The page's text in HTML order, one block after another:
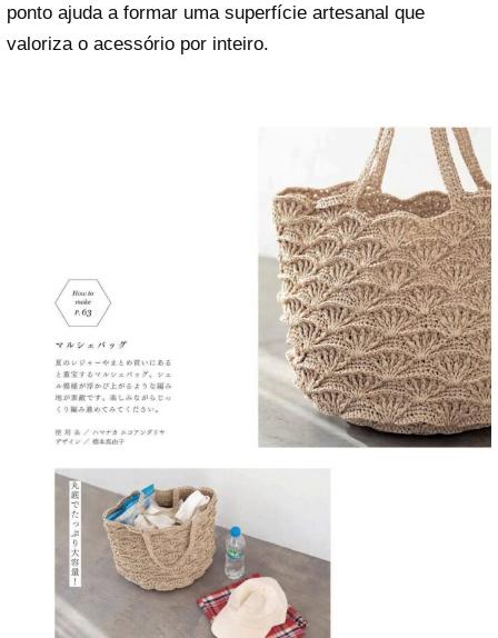
ponto ajuda a formar uma superfície artesanal que
valoriza o acessório por inteiro.